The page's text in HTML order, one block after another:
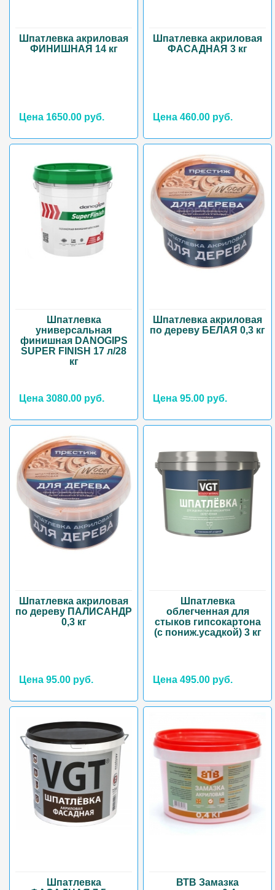
Шпатлевка акриловая
ФИНИШНАЯ 14 кг
Цена 1650.00 руб.
Шпатлевка акриловая
ФАСАДНАЯ 3 кг
Цена 460.00 руб.
Шпатлевка
универсальная
финишная DANOGIPS
SUPER FINISH 17 л/28
кг
Цена 3080.00 руб.
Шпатлевка акриловая
по дереву БЕЛАЯ 0,3 кг
Цена 95.00 руб.
Шпатлевка акриловая
по дереву ПАЛИСАНДР
0,3 кг
Цена 95.00 руб.
Шпатлевка
облегченная для
стыков гипсокартона
(с пониж.усадкой) 3 кг
Цена 495.00 руб.
Шпатлевка
ВТВ Замазка